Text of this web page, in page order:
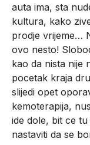
auta ima, sta
kultura, kako
prodje vrijeme…
ovo nesto!
kao da nista nije
pocetak kraja
slijedi opet
kemoterapija,
ide dole, bit ce
nastaviti da se